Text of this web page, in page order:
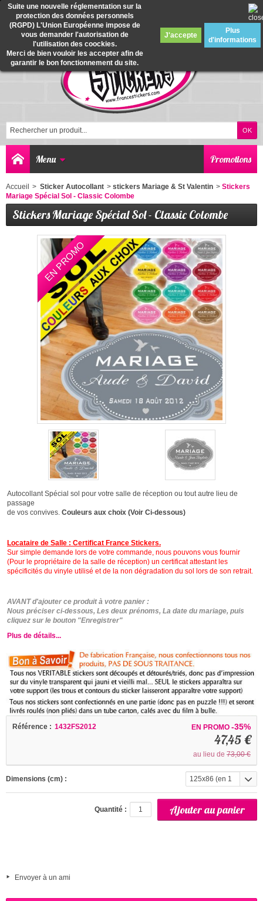
Menu Promotions
Suite une nouvelle réglementation sur la
protection des données personnels
(RGPD) L'Union Européenne impose de
vous demander l'autorisation de
l'utilisation des coockies.
Merci de bien vouloir les accepter afin de
garantir le bon fonctionnement du site.
J'accepte
Plus
d'informations
Accueil > Sticker Autocollant > stickers Mariage & St Valentin > Stickers
Mariage Spécial Sol - Classic Colombe
Stickers Mariage Spécial Sol - Classic Colombe
EN PROMO
Autocollant Spécial sol pour votre salle de réception ou tout autre lieu de
passage
de vos convives. Couleurs aux choix (Voir Ci-dessous)
Locataire de Salle : Certificat France Stickers.
Sur simple demande lors de votre commande, nous pouvons vous fournir
(Pour le propriétaire de la salle de réception) un certificat attestant les
spécificités du vinyle utilisé et de la non dégradation du sol lors de son retrait.
AVANT d'ajouter ce produit à votre panier :
Nous préciser ci-dessous, Les deux prénoms, La date du mariage, puis
cliquez sur le bouton "Enregistrer"
Plus de détails...
EN PROMO -35%
47,45 €
au lieu de 73,00 €
Référence : 1432FS2012
Dimensions (cm) :
125x86 (en 1
partie)
Quantité :
Envoyer à un ami